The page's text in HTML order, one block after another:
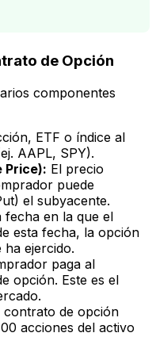
de Opción
componentes
ETF o índice al
AAPL, SPY).
Price): El precio
puede
el subyacente.
fecha en la que el
esta fecha, la opción
ha ejercido.
paga al
opción. Este es el
contrato de opción
acciones del activo